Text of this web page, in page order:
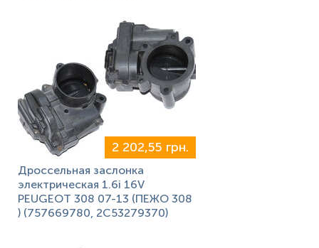
2 202,55 грн.
Дроссельная заслонка
электрическая 1.6i 16V
PEUGEOT 308 07-13 (ПЕЖО 308
) (757669780, 2C53279370)